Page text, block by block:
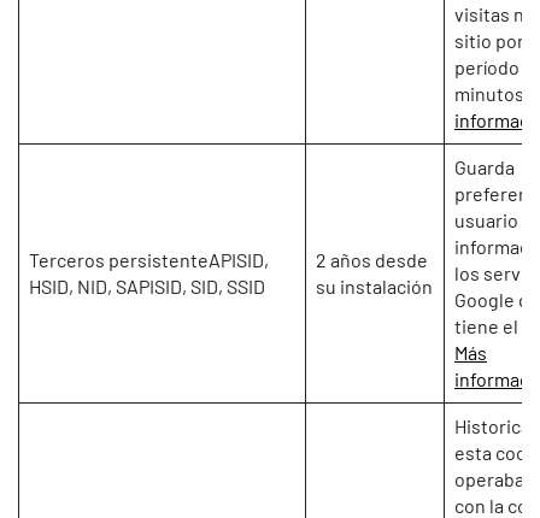
visitas
sitio por
período
minutos.
Terceros persistenteAPISID,
HSID, NID, SAPISID, SID, SSID
2 años desde
su instalación
Guarda
usuario y
los
Google
tiene el
Más
esta
operaba
con la